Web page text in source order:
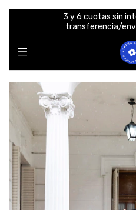
3 y 6 cuotas sin
transferencia/